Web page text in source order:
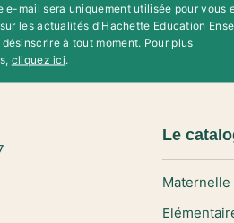
e-mail sera uniquement utilisée pour vous
les actualités d'Hachette Education
à tout moment. Pour plus
cliquez ici.
Le
Maternelle